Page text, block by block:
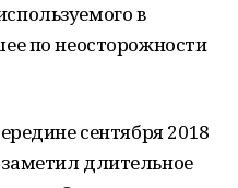
в
по неосторожности
сентября 2018
длительное